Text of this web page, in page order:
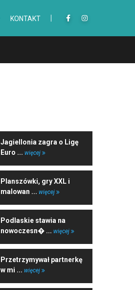
KONTAKT
Jagiellonia zagra o Ligę
Euro ... więcej
Planszówki, gry XXL i
malowan ... więcej
Podlaskie stawia na
nowoczesn� ... więcej
Przetrzymywał partnerkę
w mi ... więcej